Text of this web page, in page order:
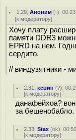
1.29 ,Аноним (-),
[к модератору]
Хочу плату
памяти DDR3
EPRD на нем.
сердито.
// виндузятники -
2.31 ,кевин (?),
[к модератору]
данафейхоа?
за бешенобабло.
2.33 ,Stax (ok),
[к модератору]